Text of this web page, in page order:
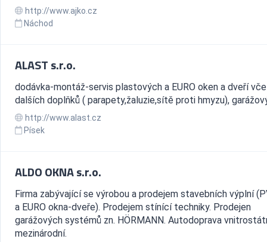
http://www.ajko.cz
Náchod
ALAST s.r.o.
dodávka-montáž-servis plastových a EURO oken a dveří
dalších doplňků ( parapety,žaluzie,sítě proti hmyzu),
http://www.alast.cz
Písek
ALDO OKNA s.r.o.
Firma zabývající se výrobou a prodejem stavebních výplní
a EURO okna-dveře). Prodejem stínící techniky. Prodejen
garážových systémů zn. HÖRMANN. Autodoprava
mezinárodní.